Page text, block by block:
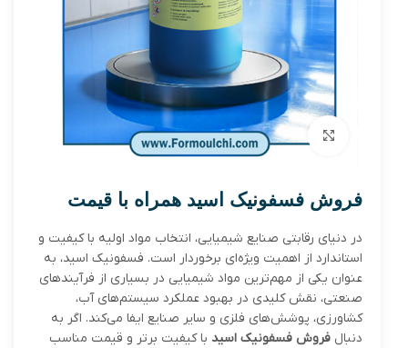
بزرگنمایی تصویر
فروش فسفونیک اسید همراه با قیمت
در دنیای رقابتی صنایع شیمیایی، انتخاب مواد اولیه با کیفیت و
استاندارد از اهمیت ویژه‌ای برخوردار است. فسفونیک اسید، به
عنوان یکی از مهم‌ترین مواد شیمیایی در بسیاری از فرآیندهای
صنعتی، نقش کلیدی در بهبود عملکرد سیستم‌های آب،
کشاورزی، پوشش‌های فلزی و سایر صنایع ایفا می‌کند. اگر به
دنبال فروش فسفونیک اسید با کیفیت برتر و قیمت مناسب